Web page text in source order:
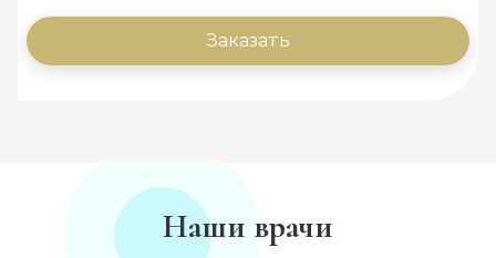
Заказать
Наши врачи